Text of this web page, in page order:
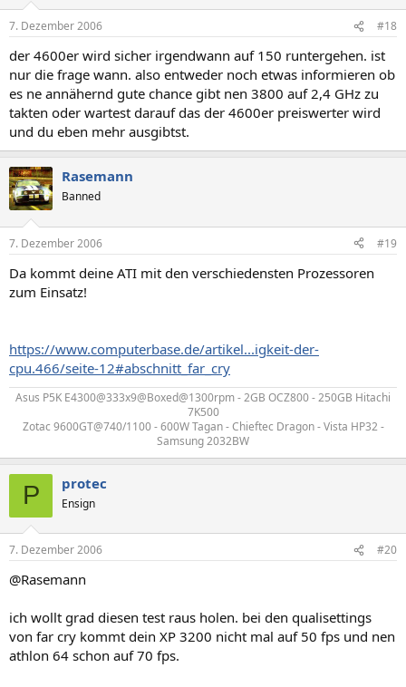
7. Dezember 2006 #18
der 4600er wird sicher irgendwann auf 150 runtergehen. ist
nur die frage wann. also entweder noch etwas informieren ob
es ne annähernd gute chance gibt nen 3800 auf 2,4 GHz zu
takten oder wartest darauf das der 4600er preiswerter wird
und du eben mehr ausgibtst.
Rasemann
Banned
7. Dezember 2006 #19
Da kommt deine ATI mit den verschiedensten Prozessoren
zum Einsatz!
https://www.computerbase.de/artikel...igkeit-der-
cpu.466/seite-12#abschnitt_far_cry
Asus P5K E4300@333x9@Boxed@1300rpm - 2GB OCZ800 - 250GB Hitachi
7K500
Zotac 9600GT@740/1100 - 600W Tagan - Chieftec Dragon - Vista HP32 -
Samsung 2032BW​
P protec
Ensign
7. Dezember 2006 #20
@Rasemann
ich wollt grad diesen test raus holen. bei den qualisettings
von far cry kommt dein XP 3200 nicht mal auf 50 fps und nen
athlon 64 schon auf 70 fps.